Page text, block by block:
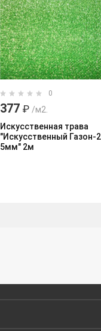
0
377 ₽ /м2.
Искусственная трава
"Искусственный Газон-
5мм" 2м